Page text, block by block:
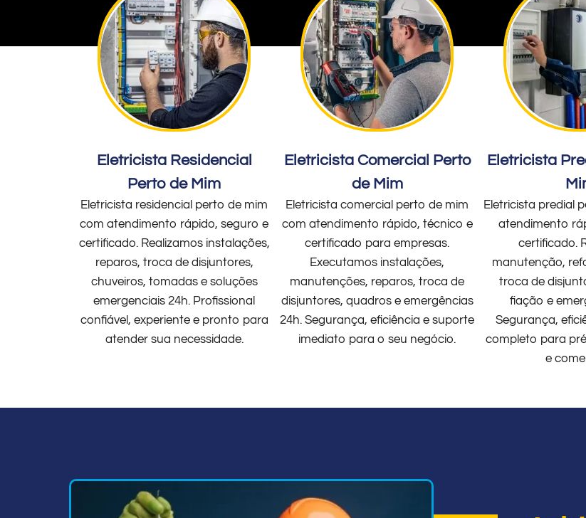
Eletricista Residencial
Perto de Mim
Eletricista residencial perto de mim
com atendimento rápido, seguro e
certificado. Realizamos instalações,
reparos, troca de disjuntores,
chuveiros, tomadas e soluções
emergenciais 24h. Profissional
confiável, experiente e pronto para
atender sua necessidade.
Eletricista Comercial Perto
de Mim
Eletricista comercial perto de mim
com atendimento rápido, técnico e
certificado para empresas.
Executamos instalações,
manutenções, reparos, troca de
disjuntores, quadros e emergências
24h. Segurança, eficiência e suporte
imediato para o seu negócio.
Eletricista
Eletricista predial
atendimento
certificado.
manutenção,
troca de
fiação e
Segurança,
completo para
e